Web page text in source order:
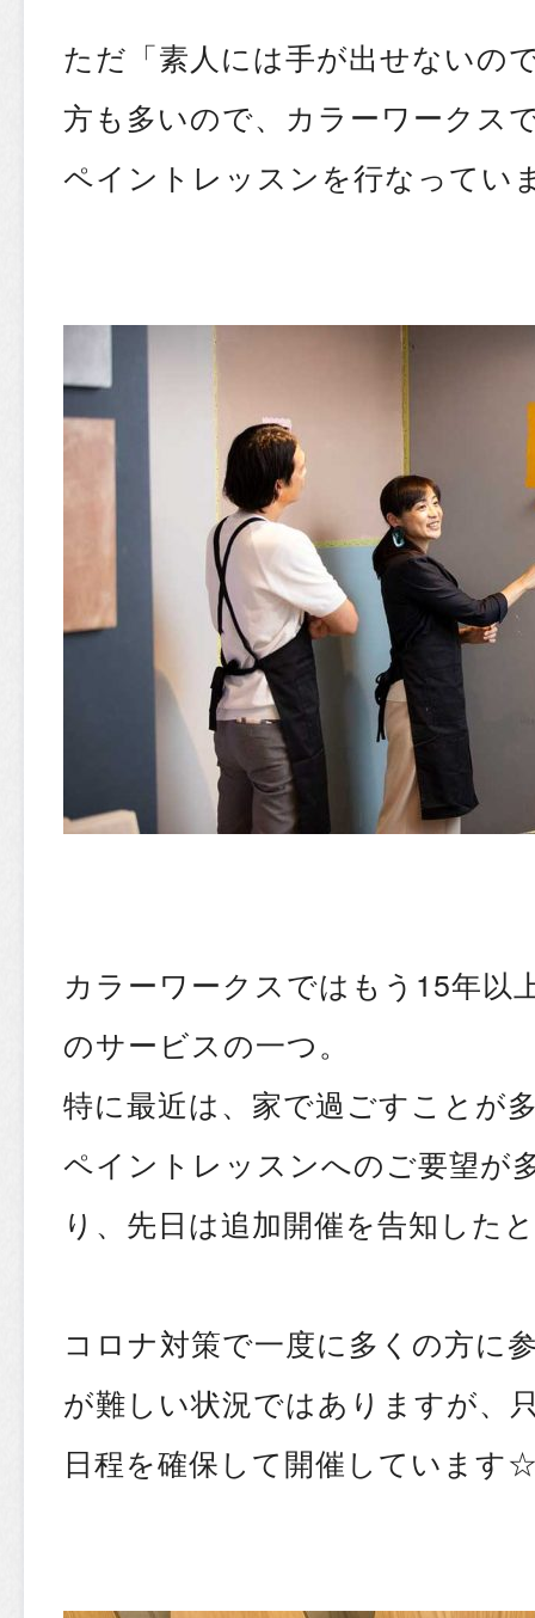
ただ「素人には手が出せないの
方も多いので、カラーワークス
ペイントレッスンを行なってい
カラーワークスではもう15年以
のサービスの一つ。
特に最近は、家で過ごすことが
ペイントレッスンへのご要望が
り、先日は追加開催を告知した
コロナ対策で一度に多くの方に
が難しい状況ではありますが、
日程を確保して開催しています